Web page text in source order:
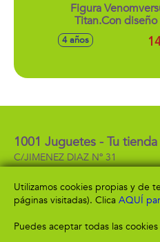
Figura
Titan.Con diseño
detalles
Veneno - Modelos
4 años
1001 Juguetes - Tu
C/JIMENEZ DIAZ Nº 31
04600 -Huercal-Overa( Almeria )
950 13 57 99
Utilizamos cookies propias y de
páginas visitadas). Clica AQUÍ
Puedes aceptar todas las